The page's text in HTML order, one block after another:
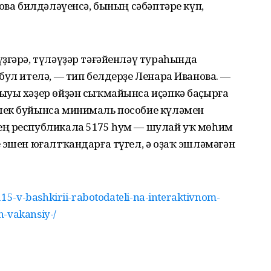
билдәләүенсә, бының сәбәптәре күп,
түләүҙәр тәғәйенләү тураһында
ителә, — тип белдерҙе Ленара Иванова. —
хәҙер өйҙән сыҡмайынса иҫәпкә баҫырға
буйынса минималь пособие күләмен
республикала 5175 һум — шулай уҡ мөһим
юғалтҡандарға түгел, ә оҙаҡ эшләмәгән
v-bashkirii-rabotodateli-na-interaktivnom-
vakansiy-/